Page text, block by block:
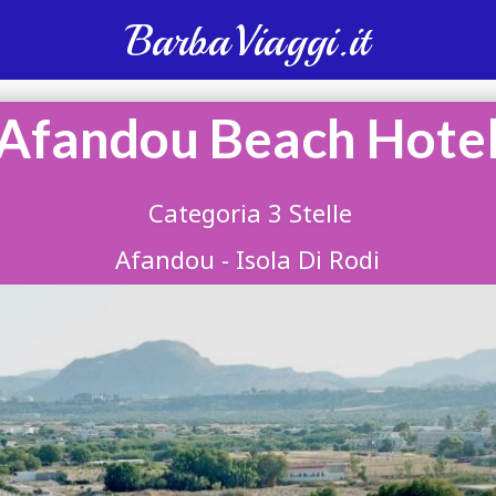
BarbaViaggi.it
Beach
Categoria 3 Stelle
Afandou - Isola Di Rodi